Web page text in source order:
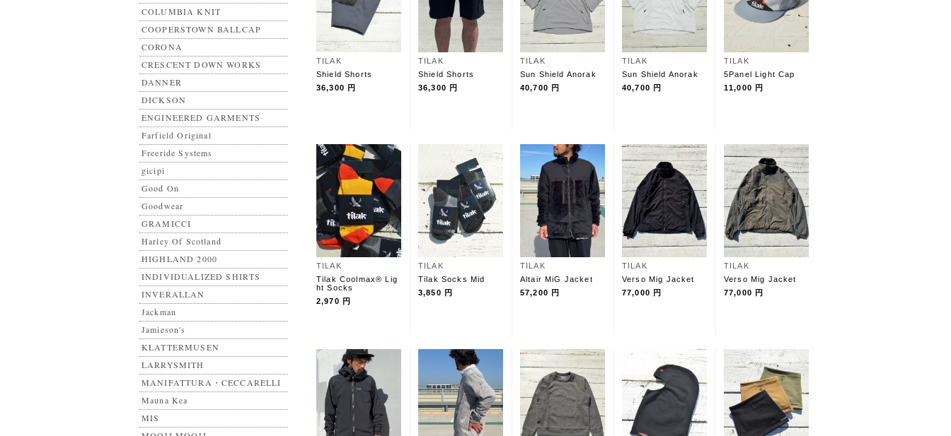
COLUMBIA KNIT
COOPERSTOWN BALLCAP
CORONA
CRESCENT DOWN WORKS
DANNER
DICKSON
ENGINEERED GARMENTS
Farfield Original
Freeride Systems
gicipi
Good On
Goodwear
GRAMICCI
Harley Of Scotland
HIGHLAND 2000
INDIVIDUALIZED SHIRTS
INVERALLAN
Jackman
Jamieson's
KLATTERMUSEN
LARRYSMITH
MANIFATTURA・CECCARELLI
Mauna Kea
MIS
TILAK
Shield Shorts
36,300 円
TILAK
Shield Shorts
36,300 円
TILAK
Sun Shield Anorak
40,700 円
TILAK
Sun Shield Anorak
40,700 円
TILAK
5Panel Light Cap
11,000 円
TILAK
Tilak Coolmax® Lig
ht Socks
2,970 円
TILAK
Tilak Socks Mid
3,850 円
TILAK
Altair MiG Jacket
57,200 円
TILAK
Verso Mig Jacket
77,000 円
TILAK
Verso Mig Jacket
77,000 円